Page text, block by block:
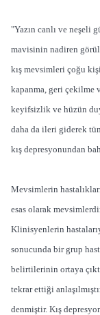
"Yazın canlı ve neşeli
mavisinin nadiren
kış mevsimleri çoğu
kapanma, geri
keyifsizlik ve hüzün
daha da ileri giderek
kış depresyonundan
Mevsimlerin
esas olarak
Klinisyenlerin
sonucunda bir grup
belirtilerinin ortaya
tekrar ettiği
denmiştir. Kış